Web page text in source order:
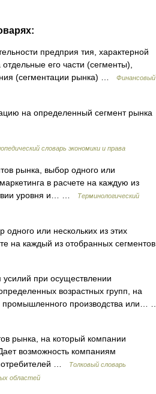
предприя тия, характерной
его части (сегменты),
(сегментации рынка) …
Финансовый
на определенный сегмент рынка
словарь экономики и права
рынка, выбор одного или
в расчете на каждую из
уровня и… …
Терминологический
или нескольких из этих
на каждый из отобранных сегментов
при осуществлении
возрастных групп, на
производства или… …
рынка, на который компании
возможность компаниям
…
Толковый словарь
областей